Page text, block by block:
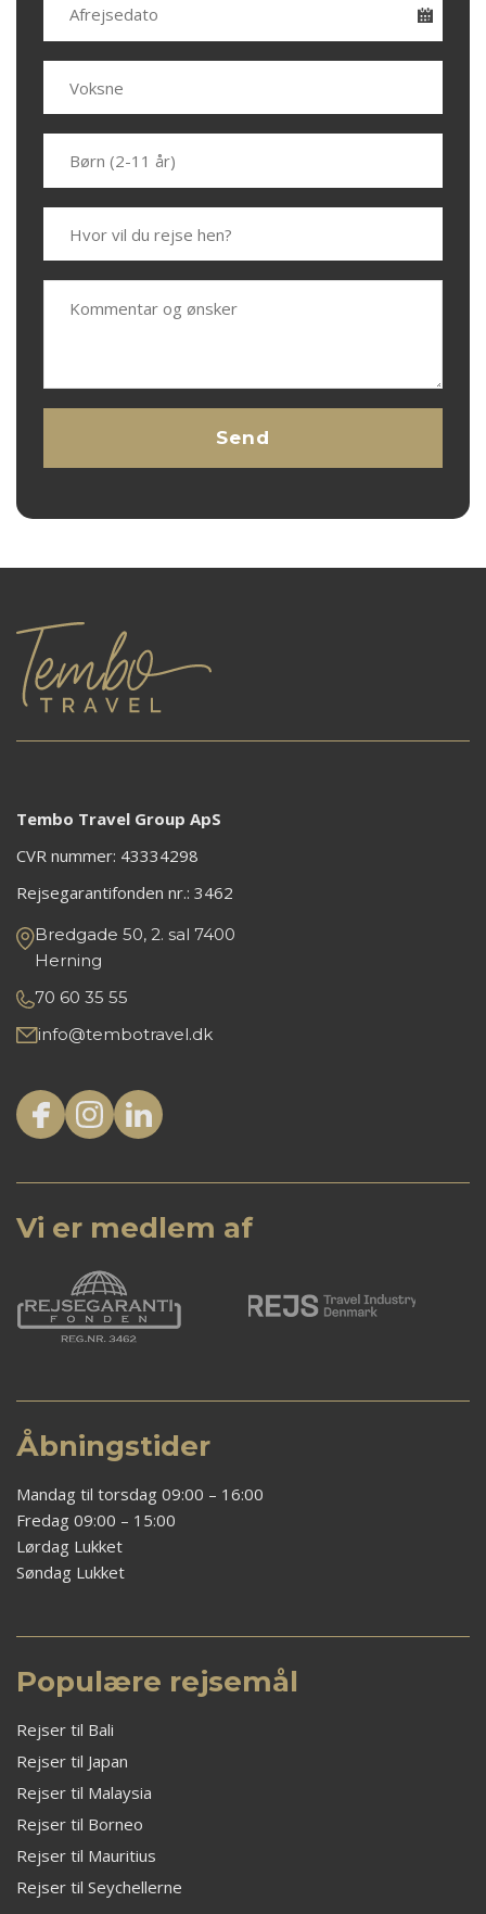
Tembo Travel Group ApS
CVR nummer: 43334298
Rejsegarantifonden nr.: 3462
Bredgade 50, 2. sal 7400
Herning
70 60 35 55
info@tembotravel.dk
Vi er medlem af
Åbningstider
Mandag til torsdag 09:00 – 16:00
Fredag 09:00 – 15:00
Lørdag Lukket
Søndag Lukket
Populære rejsemål
Rejser til Bali
Rejser til Japan
Rejser til Malaysia
Rejser til Borneo
Rejser til Mauritius
Rejser til Seychellerne